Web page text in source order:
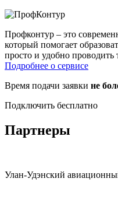
Проф­контур – это
ко­торый по­мога­ет
прос­то и удоб­но про­водить
Под­робнее о сер­ви­се
Вре­мя по­дачи за­яв­ки не
Под­клю­чить бес­плат­но
Партнеры
Улан-Удэнский